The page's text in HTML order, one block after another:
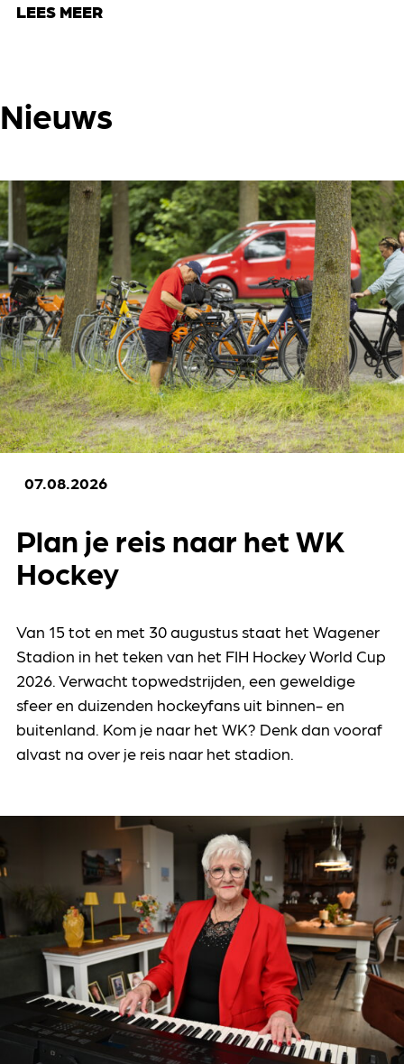
LEES MEER
Nieuws
07.08.2026
Plan je reis naar het WK
Hockey
Van 15 tot en met 30 augustus staat het Wagener
Stadion in het teken van het FIH Hockey World Cup
2026. Verwacht topwedstrijden, een geweldige
sfeer en duizenden hockeyfans uit binnen- en
buitenland. Kom je naar het WK? Denk dan vooraf
alvast na over je reis naar het stadion.